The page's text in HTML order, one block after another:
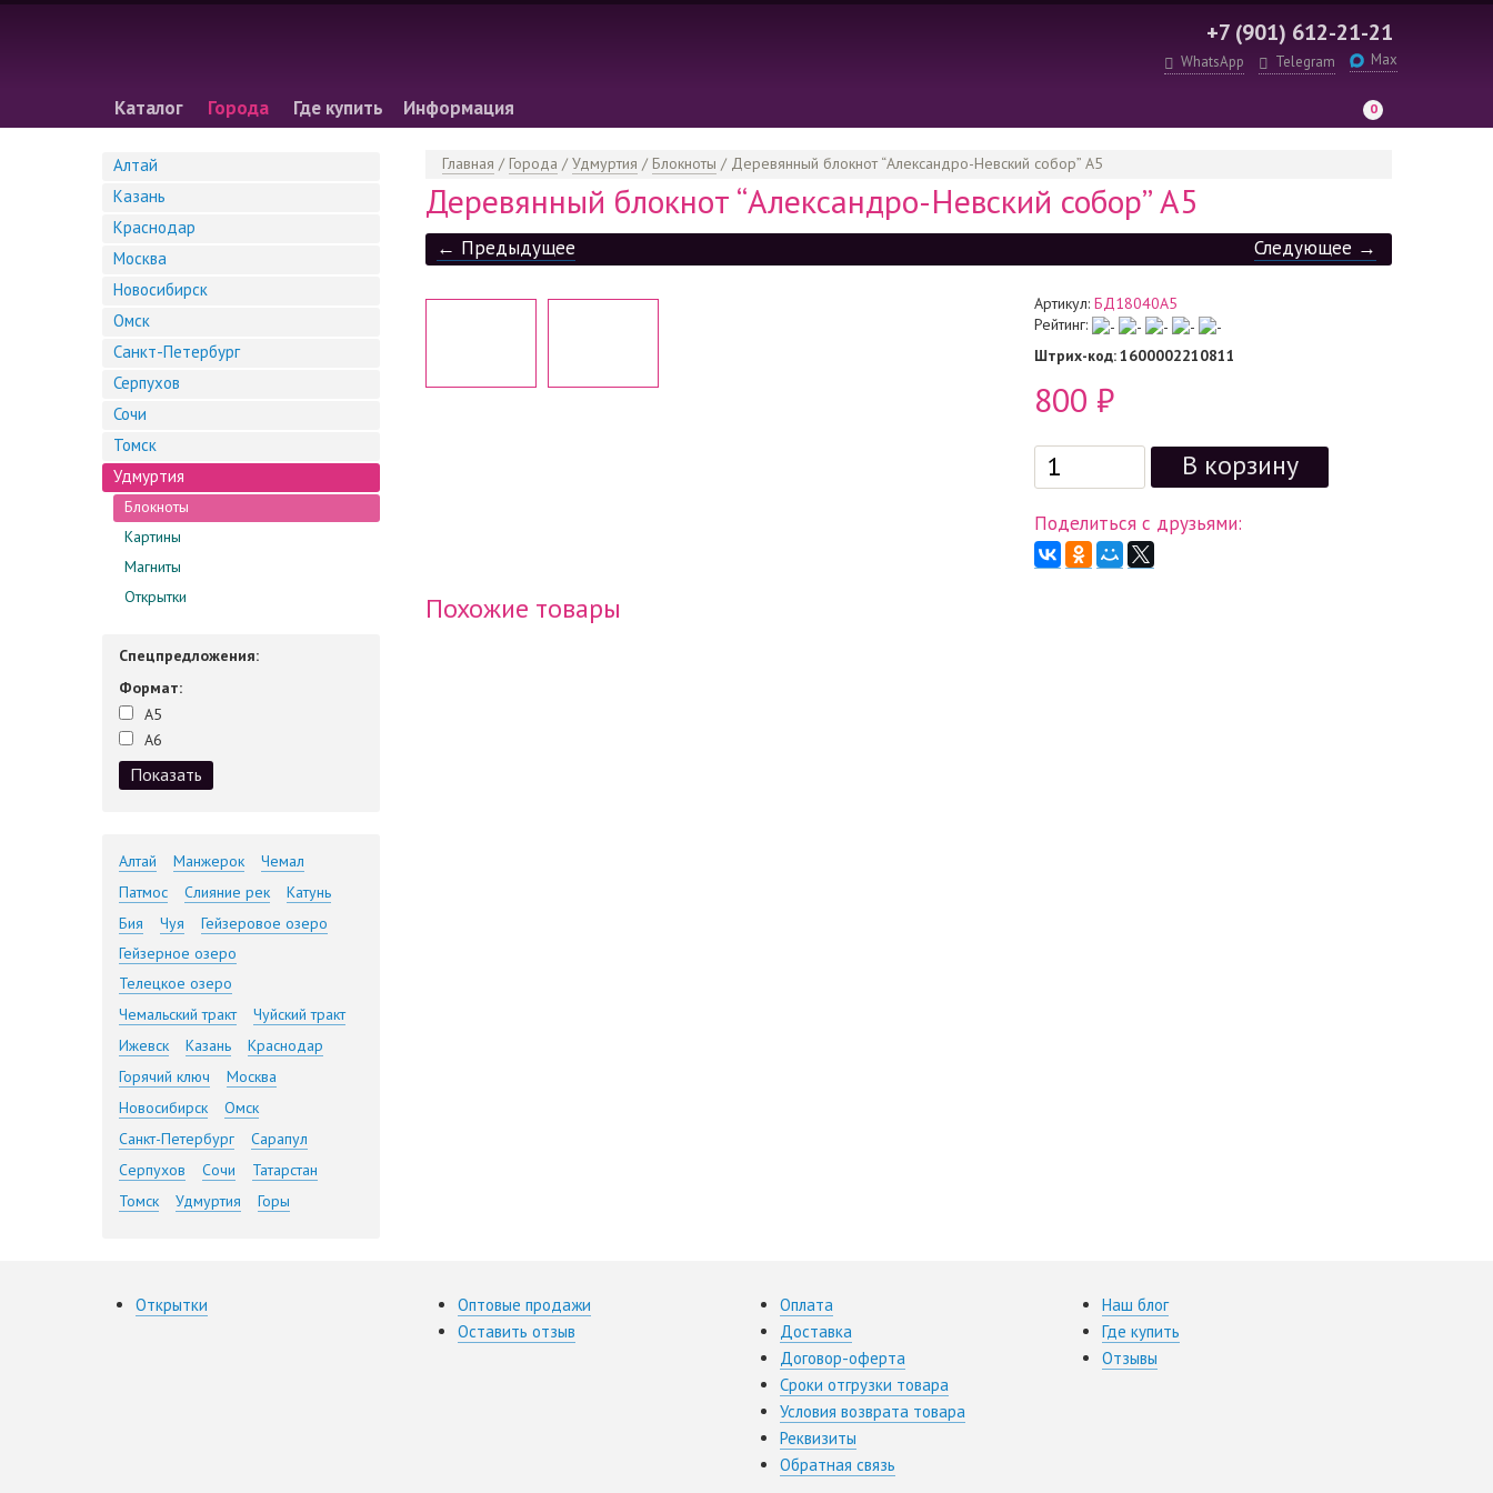
+7 (901) 612-21-21
WhatsApp Telegram Max
Каталог Города Где купить Информация 0
Алтай
Казань
Краснодар
Москва
Новосибирск
Омск
Санкт-Петербург
Серпухов
Сочи
Томск
Удмуртия
Блокноты
Картины
Магниты
Открытки
Спецпредложения:
Формат:
А5
А6
Алтай Манжерок
Чемал
Патмос
Слияние рек
Катунь
Бия
Чуя
Гейзеровое озеро
Гейзерное озеро
Телецкое озеро
Чемальский тракт
Чуйский тракт
Ижевск
Казань
Краснодар
Горячий ключ
Москва
Новосибирск
Омск
Санкт-Петербург
Сарапул
Серпухов
Сочи
Татарстан
Томск
Удмуртия Горы
Главная / Города / Удмуртия / Блокноты / Деревянный блокнот “Александро-Невский собор” А5
Деревянный блокнот “Александро-Невский собор” А5
← Предыдущее Следующее →
Артикул: БД18040А5
Рейтинг:
Штрих-код: 1600002210811
800 ₽
Поделиться с друзьями:
Похожие товары
Открытки
Оптовые продажи
Оставить отзыв
Оплата
Доставка
Договор-оферта
Сроки отгрузки товара
Условия возврата товара
Реквизиты
Обратная связь
Наш блог
Где купить
Отзывы